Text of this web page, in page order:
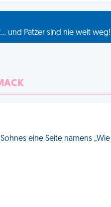
und Patzer sind nie weit weg!
eine Seite namens